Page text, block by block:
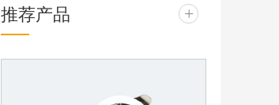
推荐产品 +